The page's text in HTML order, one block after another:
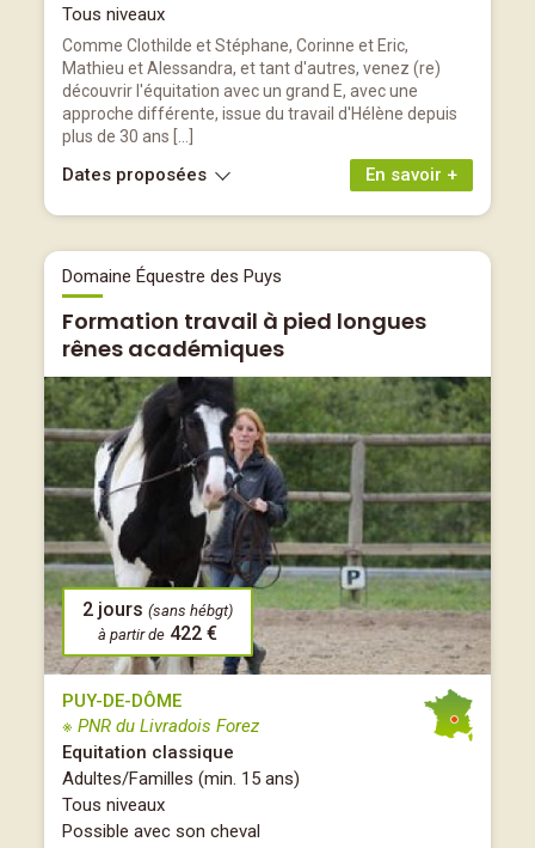
Tous niveaux
Comme Clothilde et Stéphane, Corinne et Eric,
Mathieu et Alessandra, et tant d'autres, venez (re)
découvrir l'équitation avec un grand E, avec une
approche différente, issue du travail d'Hélène depuis
plus de 30 ans […]
En savoir +
Dates proposées
Domaine Équestre des Puys
Formation travail à pied longues
rênes académiques
2 jours (sans hébgt)
à partir de 422 €
PUY-DE-DÔME
※ PNR du Livradois Forez
Equitation classique
Adultes/Familles (min. 15 ans)
Tous niveaux
Possible avec son cheval